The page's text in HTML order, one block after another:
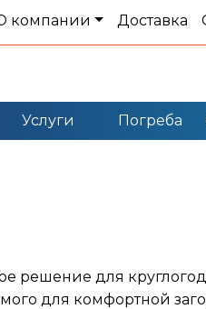
компании Доставка
Услуги Погреба
решение для
для комфортной